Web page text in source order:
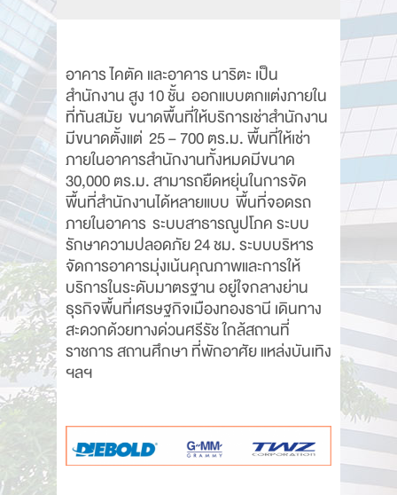
อาคาร ไคตัค และอาคาร นาริตะ เป็น
สำนักงาน สูง 10 ชั้น ออกแบบตกแต่งภายใน
ที่ทันสมัย ขนาดพื้นที่ให้บริการเช่าสำนักงาน
มีขนาดตั้งแต่ 25 – 700 ตร.ม. พื้นที่ให้เช่า
ภายในอาคารสำนักงานทั้งหมดมีขนาด
30,000 ตร.ม. สามารถยืดหยุ่นในการจัด
พื้นที่สำนักงานได้หลายแบบ พื้นที่จอดรถ
ภายในอาคาร ระบบสาธารณูปโภค ระบบ
รักษาความปลอดภัย 24 ชม. ระบบบริหาร
จัดการอาคารมุ่งเน้นคุณภาพและการให้
บริการในระดับมาตรฐาน อยู่ใจกลางย่าน
ธุรกิจพื้นที่เศรษฐกิจเมืองทองธานี เดินทาง
สะดวกด้วยทางด่วนศรีรัช ใกล้สถานที่
ราชการ สถานศึกษา ที่พักอาศัย แหล่งบันเทิง
ฯลฯ